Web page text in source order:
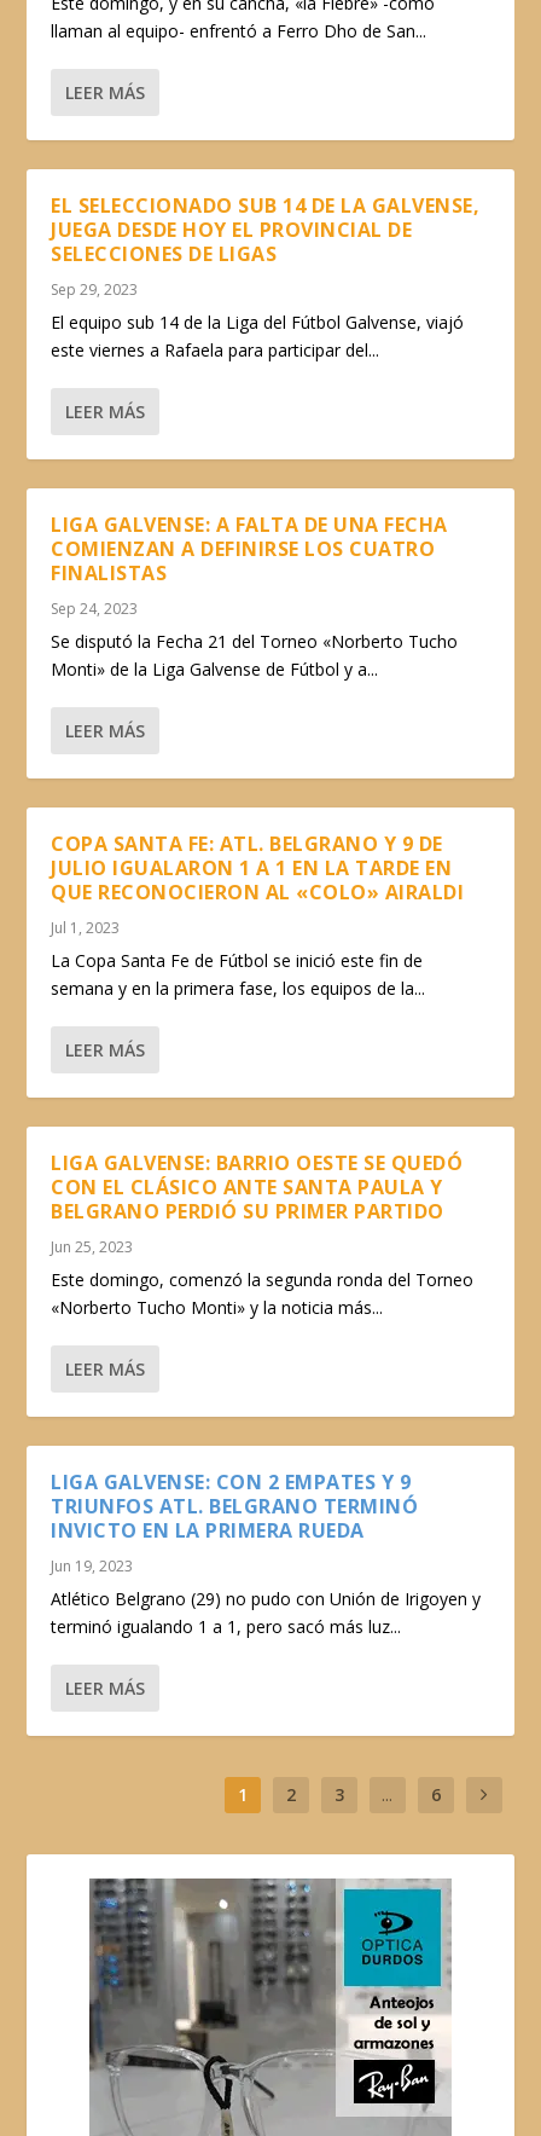
llaman al equipo- enfrentó a Ferro Dho de San...
LEER MÁS
EL SELECCIONADO SUB 14 DE LA GALVENSE,
JUEGA DESDE HOY EL PROVINCIAL DE
SELECCIONES DE LIGAS
Sep 29, 2023
El equipo sub 14 de la Liga del Fútbol Galvense, viajó
este viernes a Rafaela para participar del...
LEER MÁS
LIGA GALVENSE: A FALTA DE UNA FECHA
COMIENZAN A DEFINIRSE LOS CUATRO
FINALISTAS
Sep 24, 2023
Se disputó la Fecha 21 del Torneo «Norberto Tucho
Monti» de la Liga Galvense de Fútbol y a...
LEER MÁS
COPA SANTA FE: ATL. BELGRANO Y 9 DE
JULIO IGUALARON 1 A 1 EN LA TARDE EN
QUE RECONOCIERON AL «COLO» AIRALDI
Jul 1, 2023
La Copa Santa Fe de Fútbol se inició este fin de
semana y en la primera fase, los equipos de la...
LEER MÁS
LIGA GALVENSE: BARRIO OESTE SE QUEDÓ
CON EL CLÁSICO ANTE SANTA PAULA Y
BELGRANO PERDIÓ SU PRIMER PARTIDO
Jun 25, 2023
Este domingo, comenzó la segunda ronda del Torneo
«Norberto Tucho Monti» y la noticia más...
LEER MÁS
LIGA GALVENSE: CON 2 EMPATES Y 9
TRIUNFOS ATL. BELGRANO TERMINÓ
INVICTO EN LA PRIMERA RUEDA
Jun 19, 2023
Atlético Belgrano (29) no pudo con Unión de Irigoyen y
terminó igualando 1 a 1, pero sacó más luz...
LEER MÁS
1 2 3 ... 6